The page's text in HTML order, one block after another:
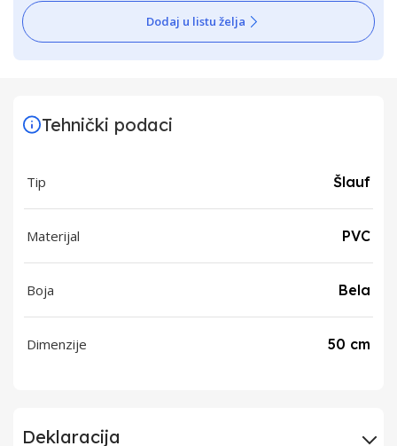
Dodaj u listu želja
Tehnički podaci
Tip Šlauf
Materijal PVC
Boja Bela
Dimenzije 50 cm
Deklaracija